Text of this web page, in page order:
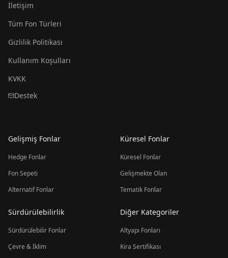
İletişim
Tüm Fon Türleri
Gizlilik Politikası
Kullanım Koşulları
KVKK
Destek
Gelişmiş Fonlar
Hedge Fonlar
Fon Sepeti
Alternatif Fonlar
Küresel Fonlar
Küresel Fonlar
Gelişmekte Olan
Tematik Fonlar
Sürdürülebilirlik
Sürdürülebilir Fonlar
Çevre & İklim
Diğer Kategoriler
Altyapı Fonları
Kira Sertifikası